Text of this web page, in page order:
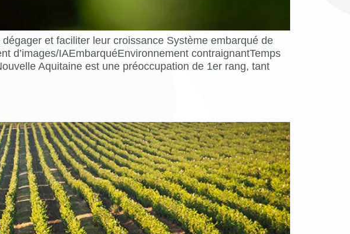
et faciliter leur croissance Système embarqué de
d’images/IAEmbarquéEnvironnement contraignantTemps
Aquitaine est une préoccupation de 1er rang, tant